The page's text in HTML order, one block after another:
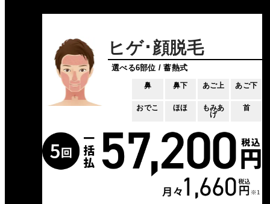
ヒゲ･顔脱毛
選べる6部位 / 蓄熱式
鼻 鼻下 あご上 あご下
おでこ ほほ もみあ
げ
首